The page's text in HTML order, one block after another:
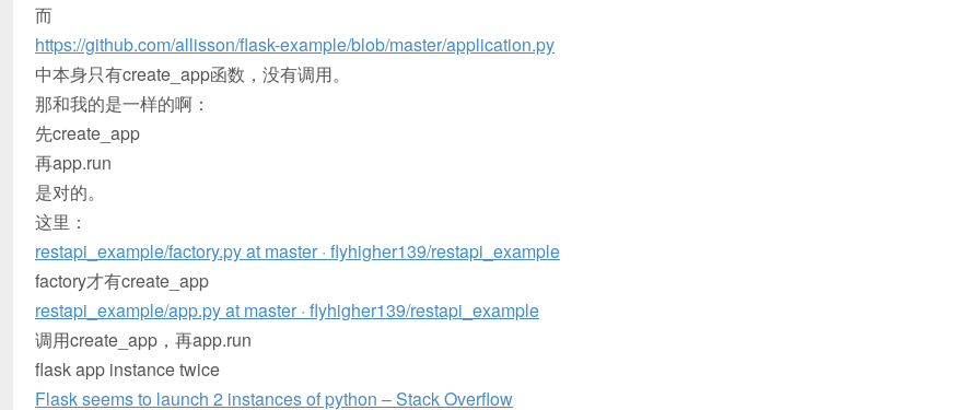
而
https://github.com/allisson/flask-example/blob/master/application.py
中本身只有create_app函数，没有调用。
那和我的是一样的啊：
先create_app
再app.run
是对的。
这里：
restapi_example/factory.py at master · flyhigher139/restapi_example
factory才有create_app
restapi_example/app.py at master · flyhigher139/restapi_example
调用create_app，再app.run
flask app instance twice
Flask seems to launch 2 instances of python – Stack Overflow